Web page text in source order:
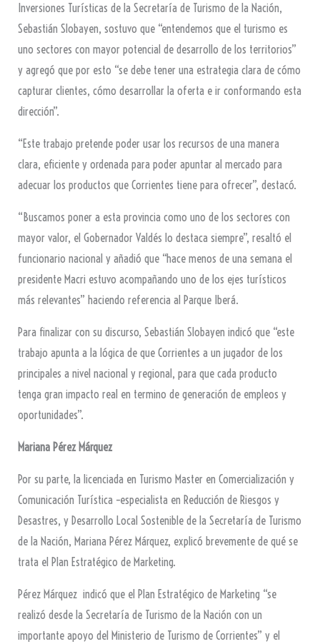
Inversiones Turísticas de la Secretaría de Turismo de la Nación,
Sebastián Slobayen, sostuvo que “entendemos que el turismo es
uno sectores con mayor potencial de desarrollo de los territorios”
y agregó que por esto “se debe tener una estrategia clara de cómo
capturar clientes, cómo desarrollar la oferta e ir conformando esta
dirección”.
“Este trabajo pretende poder usar los recursos de una manera
clara, eficiente y ordenada para poder apuntar al mercado para
adecuar los productos que Corrientes tiene para ofrecer”, destacó.
“Buscamos poner a esta provincia como uno de los sectores con
mayor valor, el Gobernador Valdés lo destaca siempre”, resaltó el
funcionario nacional y añadió que “hace menos de una semana el
presidente Macri estuvo acompañando uno de los ejes turísticos
más relevantes” haciendo referencia al Parque Iberá.
Para finalizar con su discurso, Sebastián Slobayen indicó que “este
trabajo apunta a la lógica de que Corrientes a un jugador de los
principales a nivel nacional y regional, para que cada producto
tenga gran impacto real en termino de generación de empleos y
oportunidades”.
Mariana Pérez Márquez
Por su parte, la licenciada en Turismo Master en Comercialización y
Comunicación Turística –especialista en Reducción de Riesgos y
Desastres, y Desarrollo Local Sostenible de la Secretaría de Turismo
de la Nación, Mariana Pérez Márquez, explicó brevemente de qué se
trata el Plan Estratégico de Marketing.
Pérez Márquez indicó que el Plan Estratégico de Marketing “se
realizó desde la Secretaría de Turismo de la Nación con un
importante apoyo del Ministerio de Turismo de Corrientes” y el